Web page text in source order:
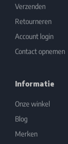
Verzenden
Retourneren
Account login
Contact opnemen
Informatie
Onze winkel
Blog
Merken